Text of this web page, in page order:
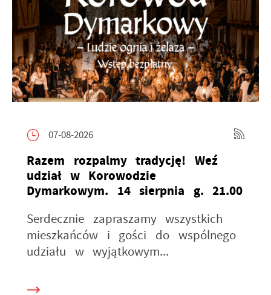
07-08-2026
Razem rozpalmy tradycję! Weź
udział w Korowodzie
Dymarkowym. 14 sierpnia g. 21.00
Serdecznie zapraszamy wszystkich
mieszkańców i gości do wspólnego
udziału w wyjątkowym...